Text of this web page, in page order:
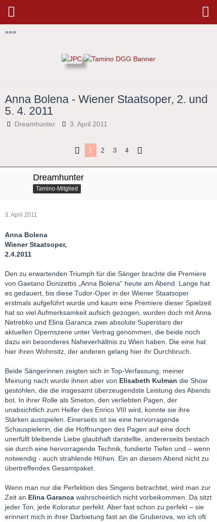
»»»
Anna Bolena - Wiener Staatsoper, 2. und
5. 4. 2011
Dreamhunter 3. April 2011
1 2 3 4
Dreamhunter
Tamino-Mitglied
3. April 2011
Anna Bolena
Wiener Staatsoper,
2.4.2011
Den zu erwartenden Triumph für die Sänger brachte die Premiere
von Gaetano Donizettis „Anna Bolena“ heute am Abend. Lange hat
es gedauert, bis diese Tudor-Oper in der Wiener Staatsoper
erstmals aufgeführt wurde und kaum eine Premiere dieser Spielzeit
hat so viel Aufmerksamkeit aufsich gezogen, wurden doch mit Anna
Netrebko und Elina Garanca zwei absolute Superstars der
aktuellen Opernszene unter Vertrag genommen, die beide noch
dazu ein besonderes Naheverhältnis zu Wien haben. Die eine hat
hier ihren Wohnsitz, der anderen gelang hier ihr Durchbruch.
Beide Sängerinnen zeigten sich in Top-Verfassung, meiner
Meinung nach wurde ihnen aber von Elisabeth Kulman die Show
gestohlen, die die insgesamt überzeugendste Leistung des Abends
bot. In ihrer Rolle als Smeton, den verliebten Pagen, der
unabsichtlich zum Helfer des Enrico VIII wird, konnte sie ihre
Stärken ausspielen. Einerseits ist sie eine hervorragende
Schauspielerin, die die Hoffnungen des Pagen auf eine doch
unerfüllt bleibende Liebe glaubhaft darstellte, andererseits bestach
sie durch eine hervorragende Technik, fundierte Tiefen und – wenn
notwendig - auch strahlende Höhen. Ein an diesem Abend nicht zu
übertreffendes Gesamtpaket.
Wenn man nur die Perfektion des Singens betrachtet, wird man zur
Zeit an Elina Garanca wahrscheinlich nicht vorbeikommen. Da sitzt
jeder Ton, jede Koloratur perfekt. Aber fast schon zu perfekt – sie
erinnert mich in ihrer Darbietung fast an die Gruberova, wo ich oft